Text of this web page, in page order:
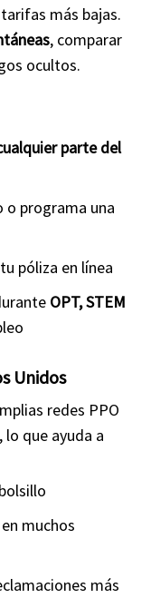
más bajas.
, comparar
ocultos.
parte del
o programa una
póliza en línea
OPT, STEM
Unidos
redes PPO
, lo que ayuda a
muchos
más